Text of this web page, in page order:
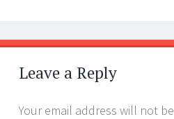
Leave a Reply
Your email address will not